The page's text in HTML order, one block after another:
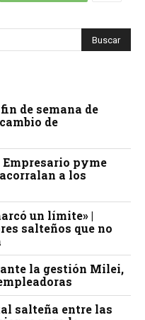
de semana de
de
Empresario pyme
a los
un límite» |
salteños que no
la gestión Milei,
salteña entre las